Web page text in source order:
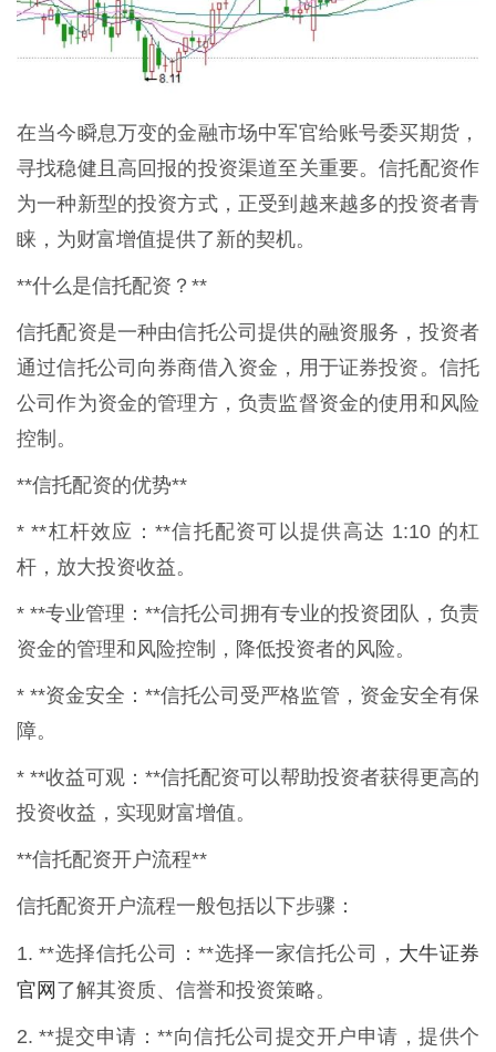
在当今瞬息万变的金融市场中军官给账号委买期货，
寻找稳健且高回报的投资渠道至关重要。信托配资作
为一种新型的投资方式，正受到越来越多的投资者青
睐，为财富增值提供了新的契机。
**什么是信托配资？**
信托配资是一种由信托公司提供的融资服务，投资者
通过信托公司向券商借入资金，用于证券投资。信托
公司作为资金的管理方，负责监督资金的使用和风险
控制。
**信托配资的优势**
* **杠杆效应：**信托配资可以提供高达 1:10 的杠
杆，放大投资收益。
* **专业管理：**信托公司拥有专业的投资团队，负责
资金的管理和风险控制，降低投资者的风险。
* **资金安全：**信托公司受严格监管，资金安全有保
障。
* **收益可观：**信托配资可以帮助投资者获得更高的
投资收益，实现财富增值。
**信托配资开户流程**
信托配资开户流程一般包括以下步骤：
1. **选择信托公司：**选择一家信托公司， 大牛证券
官网了解其资质、信誉和投资策略。
2. **提交申请：**向信托公司提交开户申请，提供个